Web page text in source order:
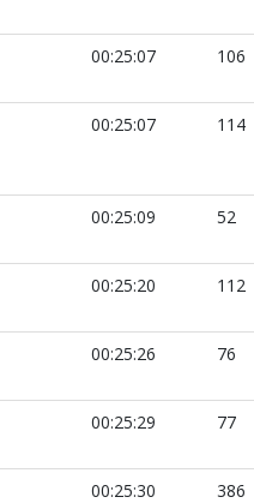
00:25:07 106
00:25:07 114
00:25:09 52
00:25:20 112
00:25:26 76
00:25:29 77
00:25:30 386